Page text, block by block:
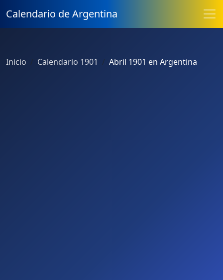
Calendario de Argentina
Inicio Calendario 1901 Abril 1901 en Argentina